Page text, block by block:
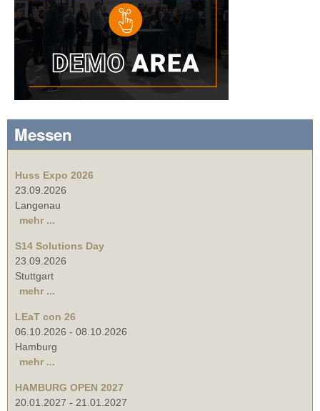
Messen
Huss Expo 2026
23.09.2026
Langenau
mehr ...
S14 Solutions Day
23.09.2026
Stuttgart
mehr ...
LEaT con 26
06.10.2026 - 08.10.2026
Hamburg
mehr ...
HAMBURG OPEN 2027
20.01.2027 - 21.01.2027